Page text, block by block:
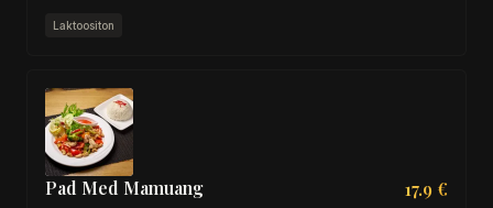
Laktoositon
Pad Med Mamuang 17.9 €